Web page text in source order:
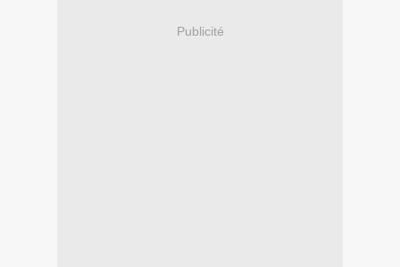
Publicité